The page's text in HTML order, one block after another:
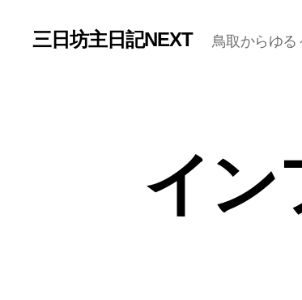
三日坊主日記NEXT 鳥取からゆる
イン